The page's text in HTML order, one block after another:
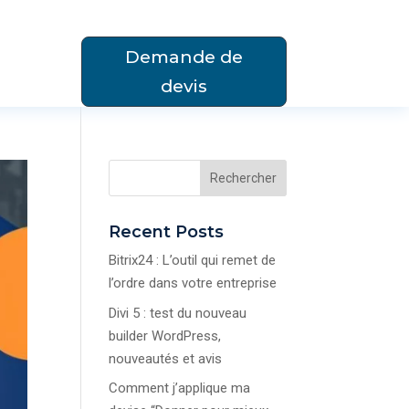
Demande de
devis
Rechercher
Recent Posts
Bitrix24 : L’outil qui remet de
l’ordre dans votre entreprise
Divi 5 : test du nouveau
builder WordPress,
nouveautés et avis
Comment j’applique ma